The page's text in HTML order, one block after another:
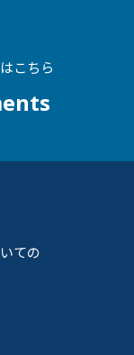
こちら
ての